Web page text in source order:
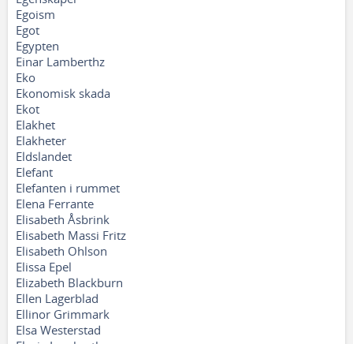
Egoism
Egot
Egypten
Einar Lamberthz
Eko
Ekonomisk skada
Ekot
Elakhet
Elakheter
Eldslandet
Elefant
Elefanten i rummet
Elena Ferrante
Elisabeth Åsbrink
Elisabeth Massi Fritz
Elisabeth Ohlson
Elissa Epel
Elizabeth Blackburn
Ellen Lagerblad
Ellinor Grimmark
Elsa Westerstad